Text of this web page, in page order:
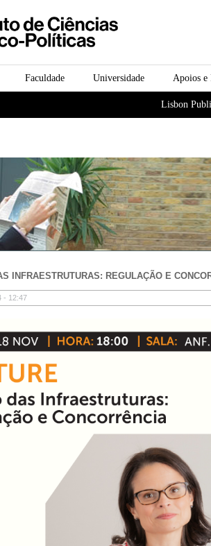
principal
Apoios e
Universidade
Faculdade
Lisbon
INFRAESTRUTURAS: REGULAÇÃO E
- 12:47